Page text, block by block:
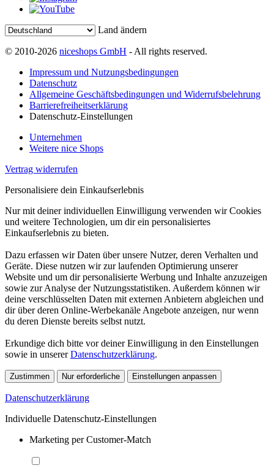
Land ändern
© 2010-2026 niceshops GmbH - All rights reserved.
Impressum und Nutzungsbedingungen
Datenschutz
Allgemeine Geschäftsbedingungen und Widerrufsbelehrung
Barrierefreiheitserklärung
Datenschutz-Einstellungen
Unternehmen
Weitere nice Shops
Vertrag widerrufen
Personalisiere dein Einkaufserlebnis
Nur mit deiner individuellen Einwilligung verwenden wir Cookies
und weitere Technologien, um dir ein personalisiertes
Einkaufserlebnis zu bieten.
Dazu erfassen wir Daten über unsere Nutzer, deren Verhalten und
Geräte. Diese nutzen wir zur laufenden Optimierung unserer
Website und um dir personalisierte Werbung und Inhalte anzuzeigen
sowie zur Analyse der Nutzungsstatistiken. Außerdem können wir
deine verschlüsselten Daten mit externen Anbietern abgleichen und
dir über deren Online-Werbekanäle Angebote anzeigen, nur wenn
du deren Dienste bereits selbst nutzt.
Erkundige dich bitte vor deiner Einwilligung in den Einstellungen
sowie in unsererDatenschutzerklärung.
Zustimmen Nur erforderliche Einstellungen anpassen
Datenschutzerklärung
Individuelle Datenschutz-Einstellungen
Marketing per Customer-Match